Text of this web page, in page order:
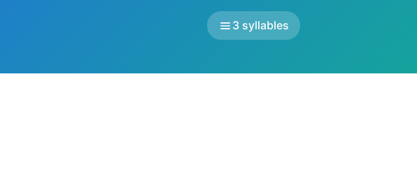
3 syllables